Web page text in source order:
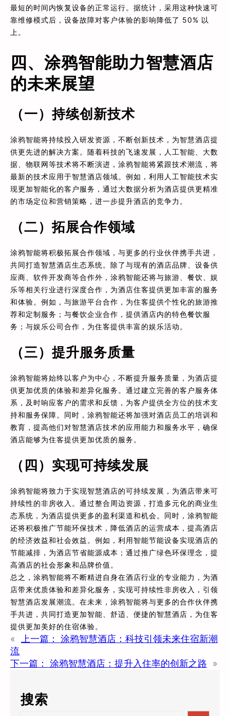
最短的时间内恢复设备的正常运行。据统计，采用这种快速可
靠维修模式后，设备故障对客户体验的影响降低了 50% 以
上。
四、涂鸦智能助力智慧酒店
的未来展望
（一）持续创新技术
涂鸦智能将持续投入研发资源，不断创新技术，为智慧酒店提
供更先进的解决方案。随着科技的飞速发展，人工智能、大数
据、物联网等技术将不断演进，涂鸦智能将紧跟技术潮流，将
最新的技术应用于智慧酒店领域。例如，利用人工智能技术实
现更加智能化的客户服务，通过大数据分析为酒店提供更精准
的市场定位和营销策略，进一步提升酒店的竞争力。
（二）拓展合作领域
涂鸦智能将积极拓展合作领域，与更多的行业伙伴携手共进，
共同打造智慧酒店生态系统。除了与现有的酒店品牌、设备供
应商、软件开发商等合作外，涂鸦智能还将与旅游、餐饮、娱
乐等相关行业进行深度合作，为酒店住客提供更加丰富的服务
和体验。例如，与旅游平台合作，为住客提供个性化的旅游推
荐和定制服务；与餐饮企业合作，提供酒店内的特色餐饮服
务；与娱乐公司合作，为住客提供丰富的娱乐活动。
（三）提升服务质量
涂鸦智能将始终以客户为中心，不断提升服务质量，为酒店提
供更加优质的体验和差异化服务。通过建立完善的客户服务体
系，及时响应客户的需求和反馈，为客户提供全方位的技术支
持和服务保障。同时，涂鸦智能还将加强对酒店员工的培训和
教育，提高他们对智慧酒店技术的应用能力和服务水平，确保
酒店能够为住客提供更加优质的服务。
（四）实现可持续发展
涂鸦智能将致力于实现智慧酒店的可持续发展，为酒店带来可
持续性的非房收入。通过整合周边资源，打造多元化的商业生
态系统，为酒店提供更多的盈利渠道和机会。同时，涂鸦智能
还将积极推广节能环保技术，降低酒店的运营成本，提高酒店
的经济效益和社会效益。例如，利用智能节能设备实现酒店的
节能减排，为酒店节省能源成本；通过推广绿色环保理念，提
高酒店的社会形象和品牌价值。
总之，涂鸦智能将不断精进自身在酒店行业的专业能力，为酒
店带来优质体验和差异化服务，实现可持续性非房收入，引领
智慧酒店发展潮流。在未来，涂鸦智能将与更多的合作伙伴携
手共进，共同打造更加智能、舒适、便捷的智慧酒店，为住客
提供更加美好的住宿体验。
« 上一篇：
涂鸦智慧酒店：科技引领未来住宿新潮
流
下一篇：
涂鸦智慧酒店：提升入住率的创新之路 »
搜索